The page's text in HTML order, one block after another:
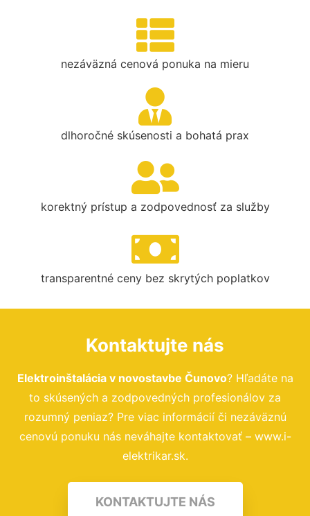
nezáväzná cenová ponuka na mieru
dlhoročné skúsenosti a bohatá prax
korektný prístup a zodpovednosť za služby
transparentné ceny bez skrytých poplatkov
Kontaktujte nás
Elektroinštalácia v novostavbe Čunovo? Hľadáte na
to skúsených a zodpovedných profesionálov za
rozumný peniaz? Pre viac informácií či nezáväznú
cenovú ponuku nás neváhajte kontaktovať – www.i-
elektrikar.sk.
KONTAKTUJTE NÁS